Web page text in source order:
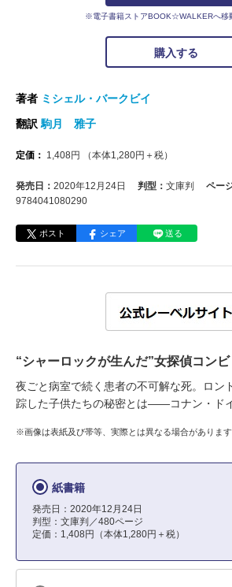
※電子書籍ストアBOOK☆WALKERへ移
購入する
著者 ミシェル・バークビイ
翻訳 駒月 雅子
定価： 1,408円 （本体1,280円＋税）
発売日： 2020年12月24日 判型： 文庫判 ペー
9784041080290
ポスト シェア 送る
“シャーロックが生んだ”女探偵コンビ
夜ごと病室で続く患者の不可解な死。ロン
踪した子供たちの秘密とは――コナン・ド
※画像は表紙及び帯等、実際とは異なる場合があります
紙書籍
発売日：2020年12月24日
判型：文庫判／480ページ
定価：1,408円（本体1,280円＋税）